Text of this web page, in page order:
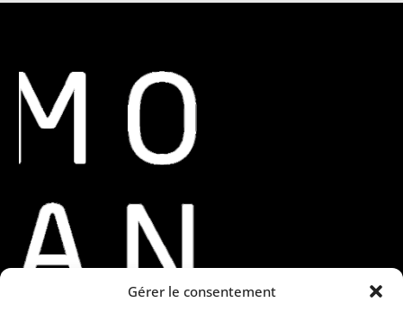
Gérer le consentement